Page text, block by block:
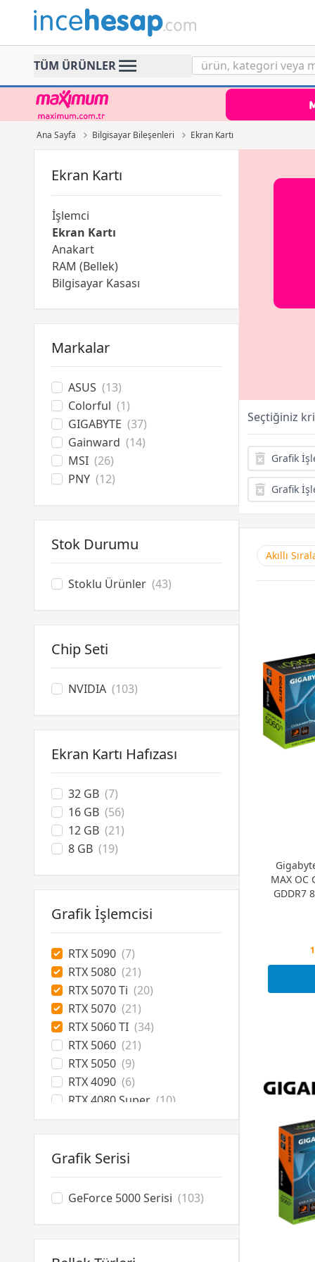
Incehesap
TÜM ÜRÜNLER
Ana Sayfa Bilgisayar Bileşenleri Ekran Kartı
Ekran Kartı
İşlemci
Ekran Kartı
Anakart
RAM (Bellek)
Bilgisayar Kasası
Optik Sürücüler
Markalar
ASUS (13)
Colorful (1)
GIGABYTE (37)
Gainward (14)
MSI (26)
PNY (12)
Stok Durumu
Stoklu Ürünler (43)
Chip Seti
NVIDIA (103)
Ekran Kartı Hafızası
32 GB (7)
16 GB (56)
12 GB (21)
8 GB (19)
Grafik İşlemcisi
RTX 5090 (7)
RTX 5080 (21)
RTX 5070 Ti (20)
RTX 5070 (21)
RTX 5060 TI (34)
RTX 5060 (21)
RTX 5050 (9)
RTX 4090 (6)
RTX 4080 Super (10)
RTX 4070 Ti Super (16)
RTX 4070 Ti (2)
RTX 4070 Super
RTX 4070 (3)
RTX 4060 Ti (11)
RTX 3070 (3)
Grafik Serisi
GeForce 5000 Serisi (103)
Seçtiğiniz
Grafik
Grafik
Akıllı
MAX OC
GDDR7